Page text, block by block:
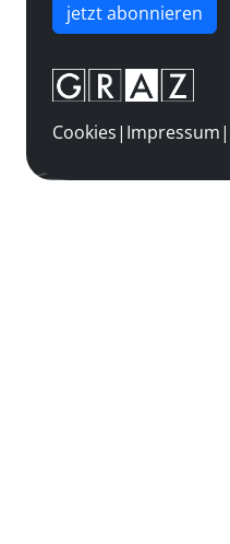
jetzt abonnieren
Cookies| Impressum|